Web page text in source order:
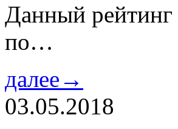
Данный рейтинг
по…
далее→
03.05.2018